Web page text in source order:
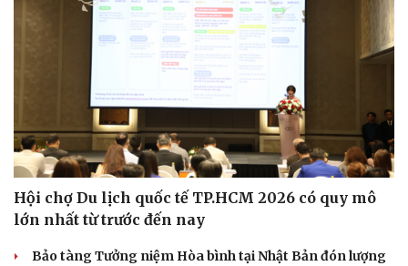
Hội chợ Du lịch quốc tế TP.HCM 2026 có quy mô
lớn nhất từ trước đến nay
Bảo tàng Tưởng niệm Hòa bình tại Nhật Bản đón lượng